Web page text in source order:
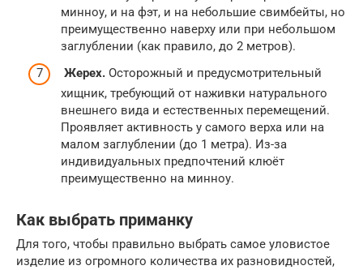
минноу, и на фэт, и на небольшие свимбейты, но
преимущественно наверху или при небольшом
заглублении (как правило, до 2 метров).
Жерех. Осторожный и предусмотрительный
хищник, требующий от наживки натурального
внешнего вида и естественных перемещений.
Проявляет активность у самого верха или на
малом заглублении (до 1 метра). Из-за
индивидуальных предпочтений клюёт
преимущественно на минноу.
Как выбрать приманку
Для того, чтобы правильно выбрать самое уловистое
изделие из огромного количества их разновидностей,